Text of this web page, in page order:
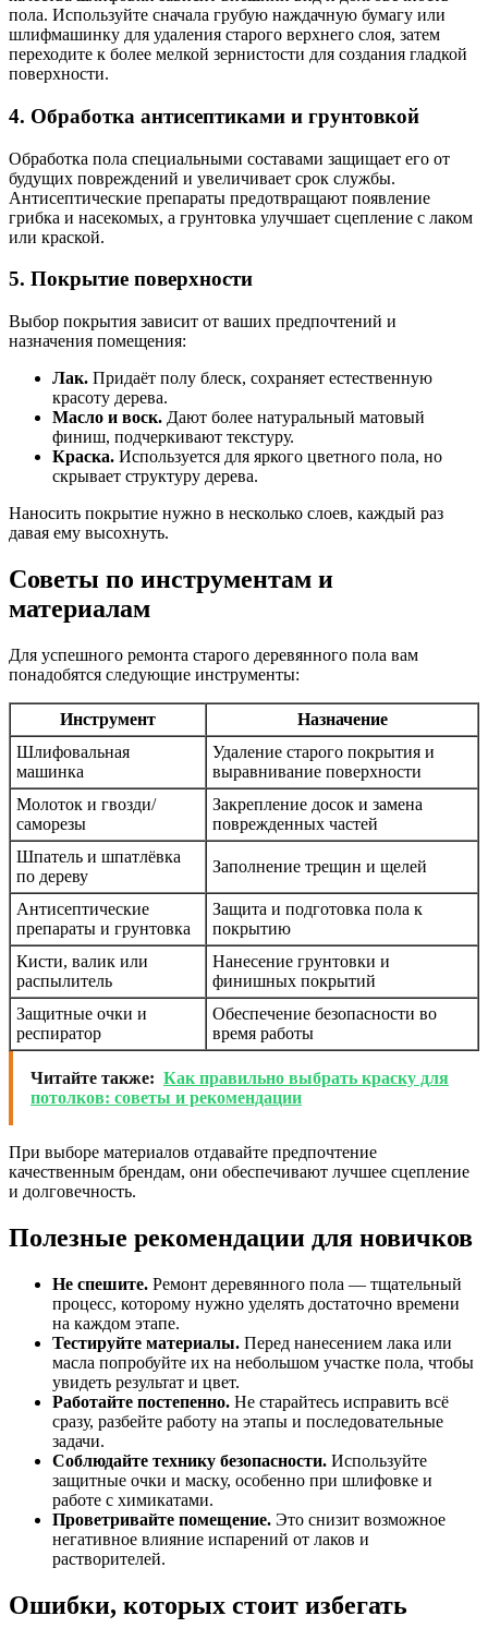
пола. Используйте сначала грубую наждачную бумагу или
шлифмашинку для удаления старого верхнего слоя, затем
переходите к более мелкой зернистости для создания гладкой
поверхности.
4. Обработка антисептиками и грунтовкой
Обработка пола специальными составами защищает его от
будущих повреждений и увеличивает срок службы.
Антисептические препараты предотвращают появление
грибка и насекомых, а грунтовка улучшает сцепление с лаком
или краской.
5. Покрытие поверхности
Выбор покрытия зависит от ваших предпочтений и
назначения помещения:
Лак. Придаёт полу блеск, сохраняет естественную
красоту дерева.
Масло и воск. Дают более натуральный матовый
финиш, подчеркивают текстуру.
Краска. Используется для яркого цветного пола, но
скрывает структуру дерева.
Наносить покрытие нужно в несколько слоев, каждый раз
давая ему высохнуть.
Советы по инструментам и
материалам
Для успешного ремонта старого деревянного пола вам
понадобятся следующие инструменты:
Инструмент
Назначение
Шлифовальная
машинка
Удаление старого покрытия и
выравнивание поверхности
Молоток и гвозди/
саморезы
Закрепление досок и замена
поврежденных частей
Шпатель и шпатлёвка
по дереву
Заполнение трещин и щелей
Антисептические
препараты и грунтовка
Защита и подготовка пола к
покрытию
Кисти, валик или
распылитель
Нанесение грунтовки и
финишных покрытий
Защитные очки и
респиратор
Обеспечение безопасности во
время работы
Читайте также: Как правильно выбрать краску для
потолков: советы и рекомендации
При выборе материалов отдавайте предпочтение
качественным брендам, они обеспечивают лучшее сцепление
и долговечность.
Полезные рекомендации для новичков
Не спешите. Ремонт деревянного пола — тщательный
процесс, которому нужно уделять достаточно времени
на каждом этапе.
Тестируйте материалы. Перед нанесением лака или
масла попробуйте их на небольшом участке пола, чтобы
увидеть результат и цвет.
Работайте постепенно. Не старайтесь исправить всё
сразу, разбейте работу на этапы и последовательные
задачи.
Соблюдайте технику безопасности. Используйте
защитные очки и маску, особенно при шлифовке и
работе с химикатами.
Проветривайте помещение. Это снизит возможное
негативное влияние испарений от лаков и
растворителей.
Ошибки, которых стоит избегать